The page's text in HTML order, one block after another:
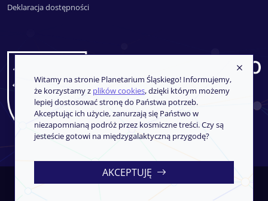
Deklaracja dostępności
Copyright © 2013-2026SoftCOM- System sprzedaży i rezerwacji
Witamy na stronie Planetarium Śląskiego! Informujemy,
że korzystamy z plików cookies, dzięki którym możemy
lepiej dostosować stronę do Państwa potrzeb.
Akceptując ich użycie, zanurzają się Państwo w
niezapomnianą podróż przez kosmiczne treści. Czy są
jesteście gotowi na międzygalaktyczną przygodę?
AKCEPTUJĘ